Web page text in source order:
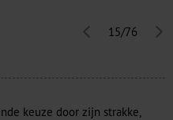
15/76
keuze door zijn strakke,